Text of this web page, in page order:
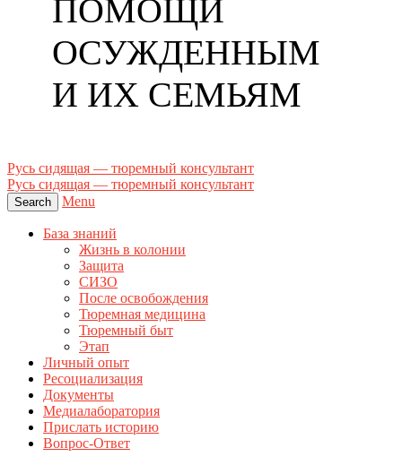
ПОМОЩИ
ОСУЖДЕННЫМ
И ИХ СЕМЬЯМ
Русь сидящая — тюремный консультант
Русь сидящая — тюремный консультант
Search Menu
База знаний
Жизнь в колонии
Защита
СИЗО
После освобождения
Тюремная медицина
Тюремный быт
Этап
Личный опыт
Ресоциализация
Документы
Медиалаборатория
Прислать историю
Вопрос-Ответ